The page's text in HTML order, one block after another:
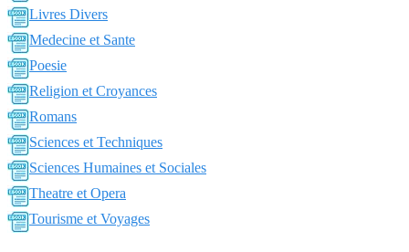
Livres Divers
Medecine et Sante
Poesie
Religion et Croyances
Romans
Sciences et Techniques
Sciences Humaines et Sociales
Theatre et Opera
Tourisme et Voyages